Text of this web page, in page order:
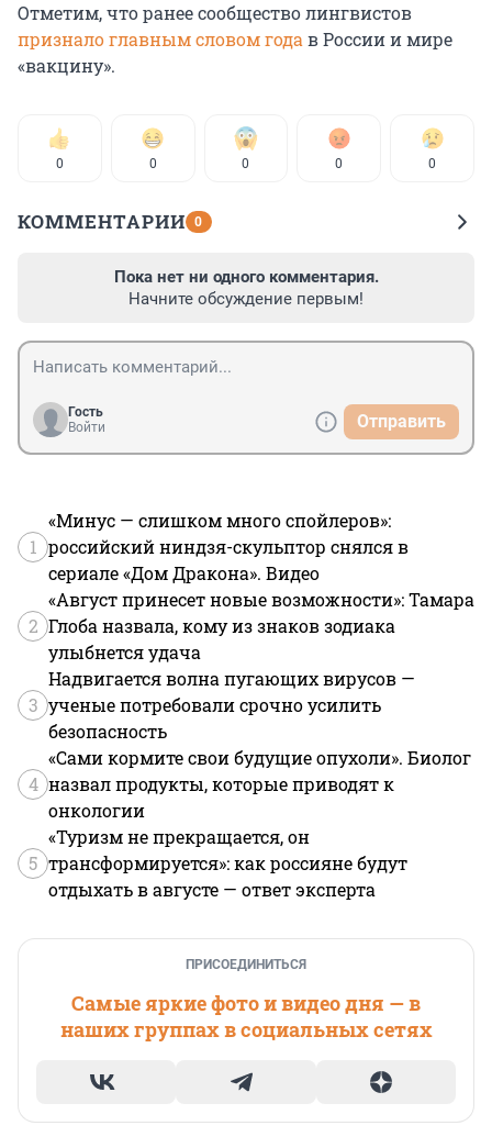
Отметим, что ранее сообщество лингвистов
признало главным словом года в России и мире
«вакцину».
0 0 0 0 0
КОММЕНТАРИИ 0
Пока нет ни одного комментария.
Начните обсуждение первым!
Гость
Войти
Отправить
1
«Минус — слишком много спойлеров»:
российский ниндзя-скульптор снялся в
сериале «Дом Дракона». Видео
2
«Август принесет новые возможности»: Тамара
Глоба назвала, кому из знаков зодиака
улыбнется удача
3
Надвигается волна пугающих вирусов —
ученые потребовали срочно усилить
безопасность
4
«Сами кормите свои будущие опухоли». Биолог
назвал продукты, которые приводят к
онкологии
5
«Туризм не прекращается, он
трансформируется»: как россияне будут
отдыхать в августе — ответ эксперта
ПРИСОЕДИНИТЬСЯ
Самые яркие фото и видео дня — в
наших группах в социальных сетях